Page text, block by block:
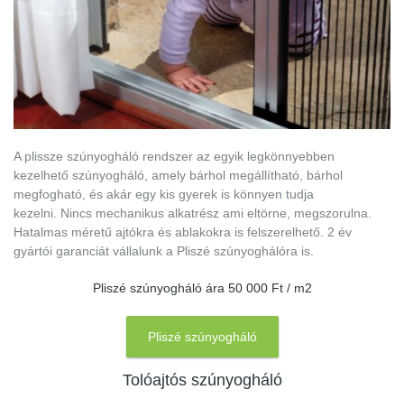
A plissze szúnyogháló rendszer az egyik legkönnyebben
kezelhető szúnyogháló, amely bárhol megállítható, bárhol
megfogható, és akár egy kis gyerek is könnyen tudja
kezelni. Nincs mechanikus alkatrész ami eltörne, megszorulna.
Hatalmas méretű ajtókra és ablakokra is felszerelhető. 2 év
gyártói garanciát vállalunk a Pliszé szúnyoghálóra is.
Pliszé szúnyogháló ára 50 000 Ft / m2
Pliszé szúnyogháló
Tolóajtós szúnyogháló